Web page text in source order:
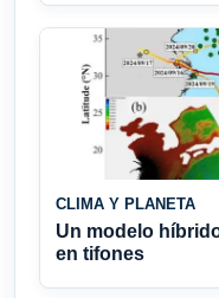
CLIMA Y PLANETA
Un modelo
en tifones